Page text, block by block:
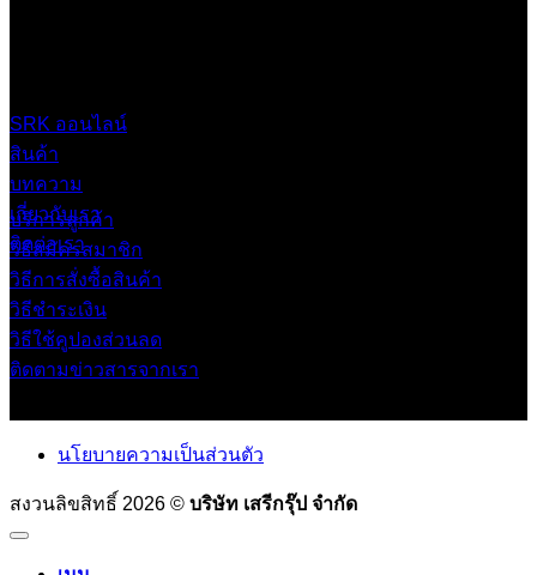
SRK ออนไลน์
สินค้า
บทความ
เกี่ยวกับเรา
ติดต่อเรา
บริการลูกค้า
วิธีสมัครสมาชิก
วิธีการสั่งซื้อสินค้า
วิธีชำระเงิน
วิธีใช้คูปองส่วนลด
ติดตามข่าวสารจากเรา
นโยบายความเป็นส่วนตัว
สงวนลิขสิทธิ์ 2026 © บริษัท เสรีกรุ๊ป จำกัด